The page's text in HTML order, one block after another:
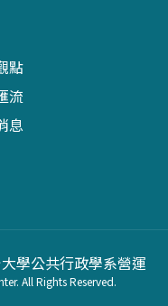
點
流
息
學公共行政學系營運
All Rights Reserved.